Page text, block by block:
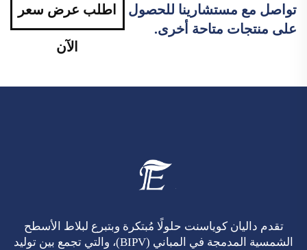
تواصل مع مستشارينا للحصول
على منتجات متاحة أخرى.
اطلب عرض سعر
الآن
تقدم داليان كوياسنت حلولًا مُبتكرة وبتبرع لبلاط الأسطح
الشمسية المدمجة في المباني (BIPV)، والتي تجمع بين توليد